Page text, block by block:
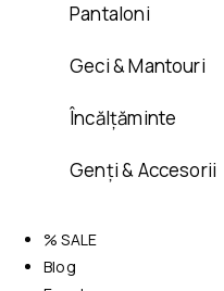
Pantaloni
Geci & Mantouri
Încălțăminte
Genți & Accesorii
% SALE
Blog